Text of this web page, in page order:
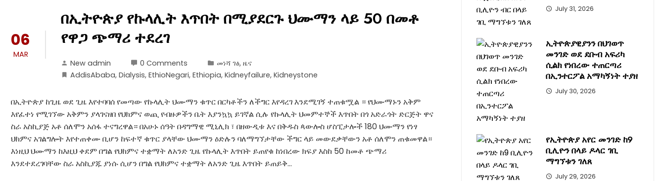
06
MAR
በኢትዮጵያ የኩላሊት እጥበት በሚያደርጉ ህሙማን ላይ 50 በመቶ
የዋጋ ጭማሪ ተደረገ
New admin 0 Comments መነሻ ገፅ, ዜና
AddisAbaba, Dialysis, EthioNegari, Ethiopia, Kidneyfailure, Kidneystone
በኢትዮጵያ ከጊዜ ወደ ጊዜ እየተባባሰ የመጣው የኩላሊት ህሙማን ቁጥር በርካቶችን ለችግር እየዳረገ እንደሚገኝ ተጠቁሟል ። የህሙማኑን አቅም
እየፈተነ የሚገኘው አቅምን ያላገናዘበ የህክምና ወጪ የብዙዎችን ቤት እያንኳኳ ይገኛል ሲሉ የኩላሊት ህመምተኞች እጥበት በጎ አድራጎት ድርጅት ዋና
ስራ አስኪያጅ አቶ ሰለሞን አሰፋ ተናግረዋል። በአሁኑ ሰዓት በዳግማዊ ሚኒሊክ ፣ በዘውዲቱ እና በቅዱስ ጳውሎስ ሆስፒታሎች 180 ህሙማን የነፃ
ህክምና አገልግሎት እየተጠቀሙ ቢሆን ከፍተኛ ቁጥር ያላቸው ህሙማን ዕድሉን ባለማግኘታቸው ችግር ላይ መውደቃቸውን አቶ ሰለሞን ጠቁመዋል።
እነዚህ ህሙማን ከእዚህ ቀደም በግል የህክምና ተቋማት ለአንድ ጊዜ የኩላሊት እጥበት ይጠየቁ ከነበረው ክፍያ እስከ 50 ከመቶ ጭማሪ
እንደተደረገባቸው ስራ አስኪያጁ ያነሱ ሲሆን በግል የህክምና ተቋማት ለአንድ ጊዜ እጥበት ይጠይቅ…
July 31, 2026
ኢትዮጵያዊያንን በህገወጥ
መንገድ ወደ ደቡብ አፍሪካ
ሲልክ የነበረው ተጠርጣሪ
በኢንተርፖል አማካኝነት ተያዘ
July 30, 2026
የኢትዮጵያ አየር መንገድ ከ9
ቢሊዮን በላይ ዶላር ገቢ
ማግኘቱን ገለጸ
July 29, 2026